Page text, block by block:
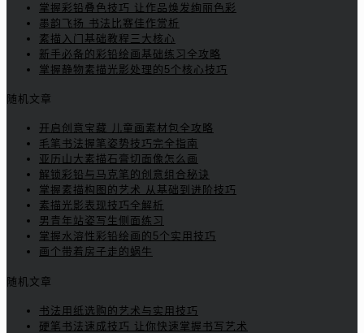
掌握彩铅叠色技巧 让作品焕发绚丽色彩
墨韵飞扬 书法比赛佳作赏析
素描入门基础教程三大核心
新手必备的彩铅绘画基础练习全攻略
掌握静物素描光影处理的5个核心技巧
随机文章
开启创意宝藏 儿童画素材包全攻略
毛笔书法握笔姿势技巧完全指南
亚历山大素描石膏切面像怎么画
解锁彩铅与马克笔的创意组合秘诀
掌握素描构图的艺术 从基础到进阶技巧
素描光影表现技巧全解析
男青年站姿写生侧面练习
掌握水溶性彩铅绘画的5个实用技巧
画个带着房子走的蜗牛
随机文章
书法用纸选购的艺术与实用技巧
硬笔书法速成技巧 让你快速掌握书写艺术